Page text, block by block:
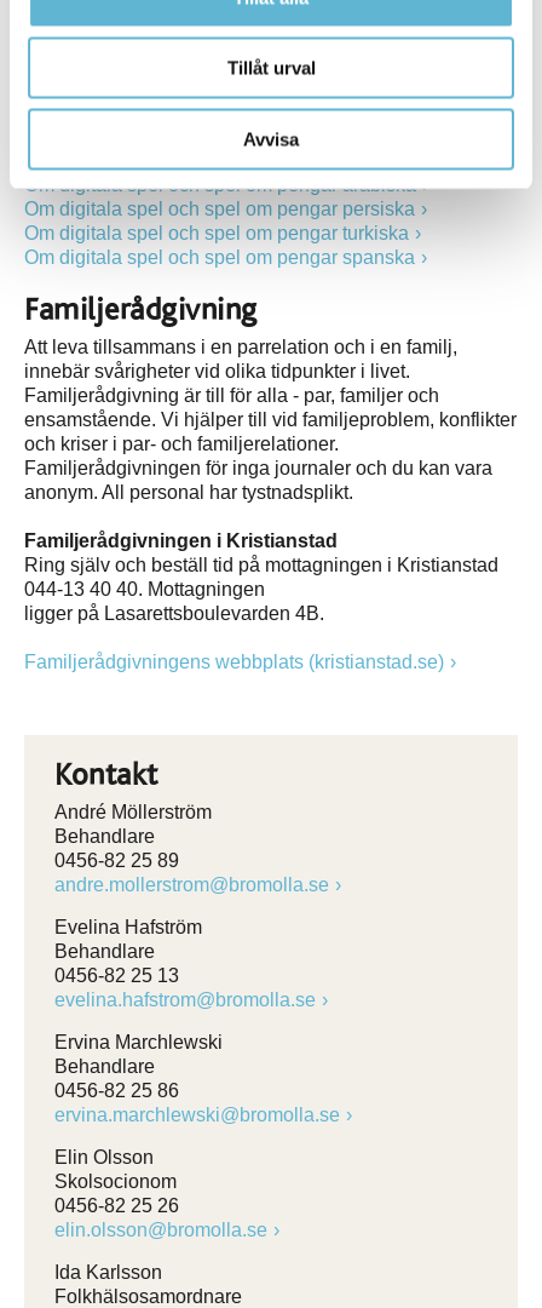
Tillåt urval
Avvisa
Informationsfolder (pdf) på olika språk - Om digitala spel
Om digitala spel och spel om pengar engelska
Om digitala spel och spel om pengar somaliska
Om digitala spel och spel om pengar arabiska
Om digitala spel och spel om pengar persiska
Om digitala spel och spel om pengar turkiska
Om digitala spel och spel om pengar spanska
Familjerådgivning
Att leva tillsammans i en parrelation och i en familj,
innebär svårigheter vid olika tidpunkter i livet.
Familjerådgivning är till för alla - par, familjer och
ensamstående. Vi hjälper till vid familjeproblem, konflikter
och kriser i par- och familjerelationer.
Familjerådgivningen för inga journaler och du kan vara
anonym. All personal har tystnadsplikt.
Familjerådgivningen i Kristianstad
Ring själv och beställ tid på mottagningen i Kristianstad
044-13 40 40. Mottagningen
ligger på Lasarettsboulevarden 4B.
Familjerådgivningens webbplats (kristianstad.se)
Kontakt
André Möllerström
Behandlare
0456-82 25 89
andre.mollerstrom@bromolla.se
Evelina Hafström
Behandlare
0456-82 25 13
evelina.hafstrom@bromolla.se
Ervina Marchlewski
Behandlare
0456-82 25 86
ervina.marchlewski@bromolla.se
Elin Olsson
Skolsocionom
0456-82 25 26
elin.olsson@bromolla.se
Ida Karlsson
Folkhälsosamordnare